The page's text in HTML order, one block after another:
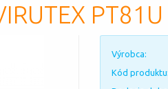
PT81U
Výrobca:
Kód produktu: